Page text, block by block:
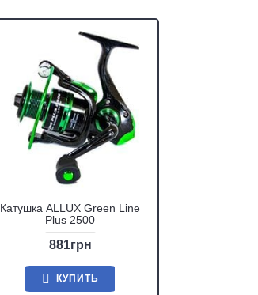
Катушка ALLUX Green Line
Plus 2500
881грн
КУПИТЬ